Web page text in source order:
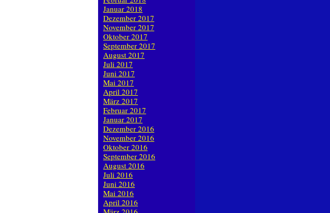
Januar 2018
Dezember 2017
November 2017
Oktober 2017
September 2017
August 2017
Juli 2017
Juni 2017
Mai 2017
April 2017
März 2017
Februar 2017
Januar 2017
Dezember 2016
November 2016
Oktober 2016
September 2016
August 2016
Juli 2016
Juni 2016
Mai 2016
April 2016